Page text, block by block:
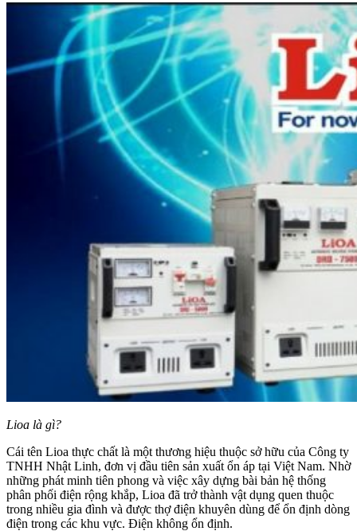
Lioa là gì?
Cái tên Lioa thực chất là một thương hiệu thuộc sở hữu của Công ty
TNHH Nhật Linh, đơn vị đầu tiên sản xuất ổn áp tại Việt Nam. Nhờ
những phát minh tiên phong và việc xây dựng bài bản hệ thống
phân phối điện rộng khắp, Lioa đã trở thành vật dụng quen thuộc
trong nhiều gia đình và được thợ điện khuyên dùng để ổn định dòng
điện trong các khu vực. Điện không ổn định.